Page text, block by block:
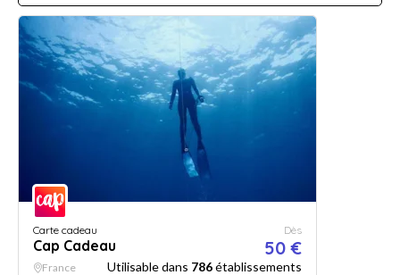
Carte cadeau
Cap Cadeau
Dès
50 €
France Utilisable dans 786établissements